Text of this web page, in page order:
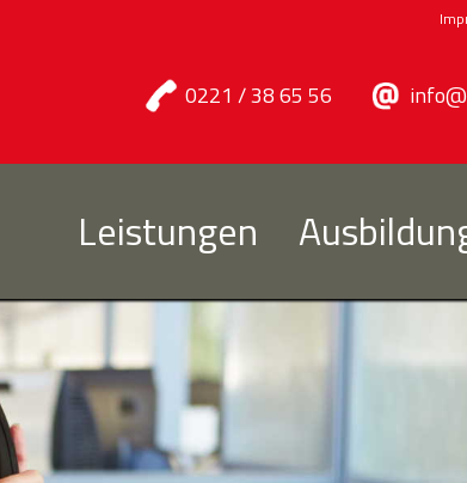
0221 / 38 65 56
Leistungen